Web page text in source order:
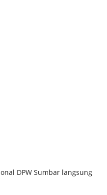
DPW Sumbar langsung